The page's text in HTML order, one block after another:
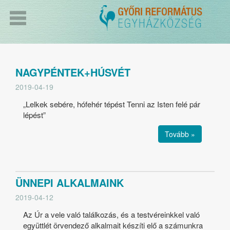
NAGYPÉNTEK+HÚSVÉT
2019-04-19
„Lelkek sebére, hófehér tépést Tenni az Isten felé pár
lépést”
Tovább »
ÜNNEPI ALKALMAINK
2019-04-12
Az Úr a vele való találkozás, és a testvéreinkkel való
együttlét örvendező alkalmait készíti elő a számunkra